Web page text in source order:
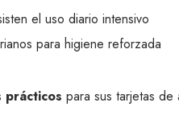
el uso diario intensivo
para higiene reforzada
prácticos para sus tarjetas de